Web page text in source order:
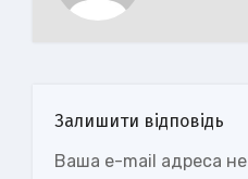
Залишити відповідь
Ваша e-mail адреса не